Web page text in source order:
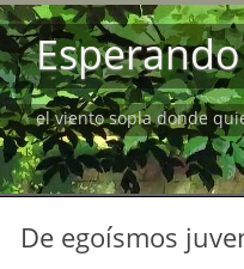
el viento sopla donde
De egoísmos